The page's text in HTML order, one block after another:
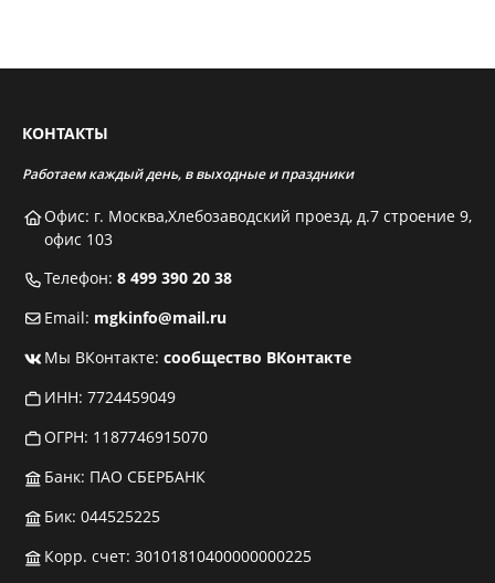
КОНТАКТЫ
Работаем каждый день, в выходные и праздники
Офис: г. Москва,Хлебозаводский проезд, д.7 строение 9,
офис 103
Телефон: 8 499 390 20 38
Email: mgkinfo@mail.ru
Мы ВКонтакте: сообщество ВКонтакте
ИНН: 7724459049
ОГРН: 1187746915070
Банк: ПАО СБЕРБАНК
Бик: 044525225
Корр. счет: 30101810400000000225